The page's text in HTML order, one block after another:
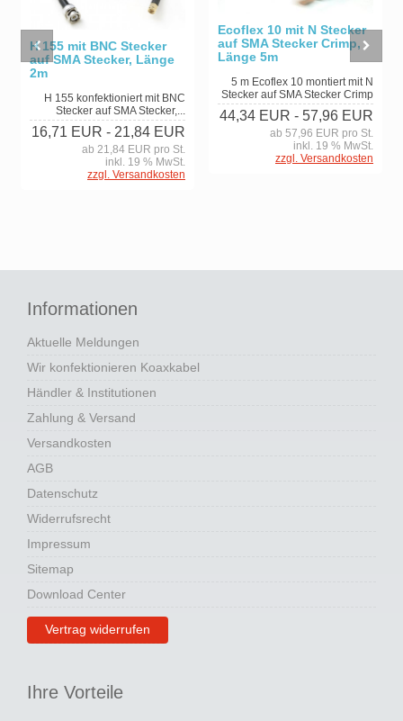
H 155 mit BNC Stecker
auf SMA Stecker, Länge
2m
H 155 konfektioniert mit BNC
Stecker auf SMA Stecker,...
16,71 EUR - 21,84 EUR
ab 21,84 EUR pro St.
inkl. 19 % MwSt.
zzgl. Versandkosten
Ecoflex 10 mit N Stecker
auf SMA Stecker Crimp,
Länge 5m
5 m Ecoflex 10 montiert mit N
Stecker auf SMA Stecker Crimp
44,34 EUR - 57,96 EUR
ab 57,96 EUR pro St.
inkl. 19 % MwSt.
zzgl. Versandkosten
Informationen
Aktuelle Meldungen
Wir konfektionieren Koaxkabel
Händler & Institutionen
Zahlung & Versand
Versandkosten
AGB
Datenschutz
Widerrufsrecht
Impressum
Sitemap
Download Center
Vertrag widerrufen
Ihre Vorteile